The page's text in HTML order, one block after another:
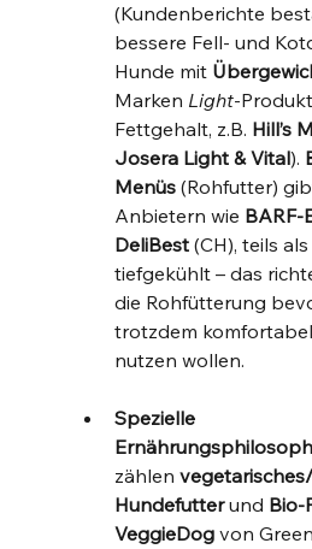
(Kundenberichte
bessere Fell- und
Hunde mit
Marken Light-
Fettgehalt, z.B. Hill’s
Josera Light & Vital).
Menüs (Rohfutter)
Anbietern wie BARF-
DeliBest (CH), teils
tiefgekühlt – das
die Rohfütterung
trotzdem
nutzen wollen.
Spezielle
zählen
Hundefutter und Bio-
VeggieDog von